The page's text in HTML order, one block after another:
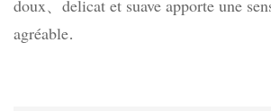
doux、 delicat et suave apporte une
agréable.